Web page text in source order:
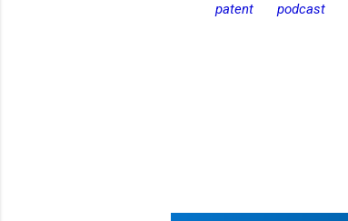
patent podcast
a